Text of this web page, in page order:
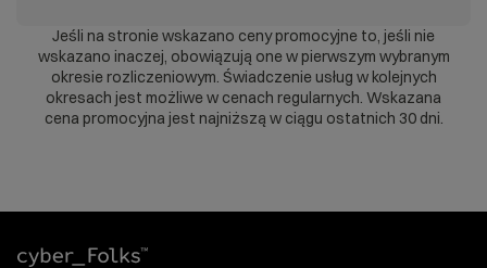
Jeśli na stronie wskazano ceny promocyjne to, jeśli nie
wskazano inaczej, obowiązują one w pierwszym wybranym
okresie rozliczeniowym. Świadczenie usług w kolejnych
okresach jest możliwe w cenach regularnych. Wskazana
cena promocyjna jest najniższą w ciągu ostatnich 30 dni.